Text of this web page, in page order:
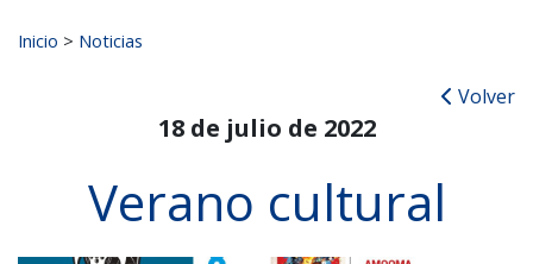
Buscar:
Inicio > Noticias
Volver
18 de julio de 2022
Verano cultural